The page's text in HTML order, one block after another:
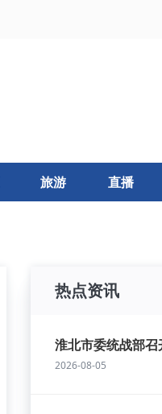
旅游 直播
热点资讯
淮北市委统战部
2026-08-05